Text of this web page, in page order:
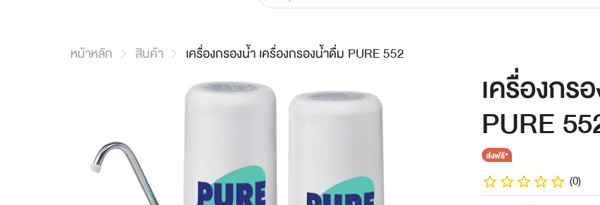
หน้าหลัก สินค้า เครื่องกรองน้ำ เครื่องกรองน้ำดื่ม PURE 552
เครื่องกร
PURE
ส่งฟรี*
(0)